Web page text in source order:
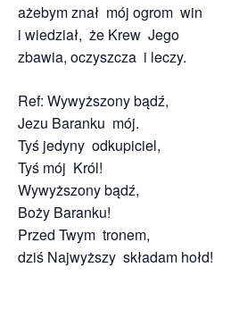
ażebym znał mój ogrom win
i wiedział, że Krew Jego
zbawia, oczyszcza i leczy.
Ref: Wywyższony bądź,
Jezu Baranku mój.
Tyś jedyny odkupiciel,
Tyś mój Król!
Wywyższony bądź,
Boży Baranku!
Przed Twym tronem,
dziś Najwyższy składam hołd!